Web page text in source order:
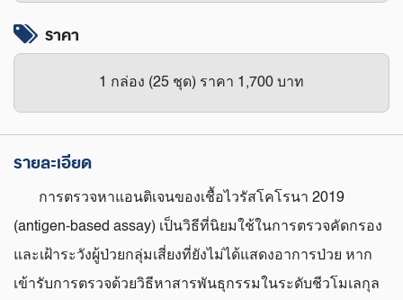
ราคา
1 กล่อง (25 ชุด) ราคา 1,700 บาท
รายละเอียด
การตรวจหาแอนติเจนของเชื้อไวรัสโคโรนา 2019
(antigen-based assay) เป็นวิธีที่นิยมใช้ในการตรวจคัดกรอง
และเฝ้าระวังผู้ป่วยกลุ่มเสี่ยงที่ยังไม่ได้แสดงอาการป่วย หาก
เข้ารับการตรวจด้วยวิธีหาสารพันธุกรรมในระดับชีวโมเลกุล